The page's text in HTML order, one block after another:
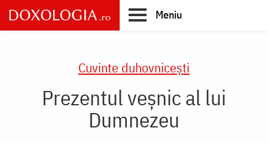
Skip
to
main
Meniu
Cuvinte duhovnicești
Prezentul veșnic al lui
Dumnezeu